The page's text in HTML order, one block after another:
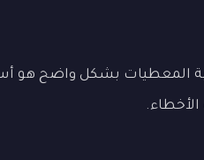
المعطيات بشكل واضح هو